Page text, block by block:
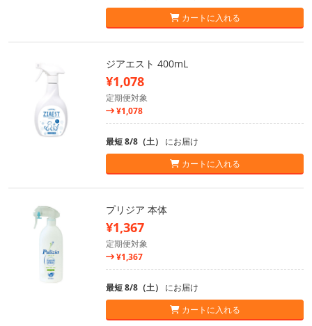
カートに入れる
ジアエスト 400mL
¥1,078
定期便対象
¥1,078
最短 8/8（土） にお届け
カートに入れる
プリジア 本体
¥1,367
定期便対象
¥1,367
最短 8/8（土） にお届け
カートに入れる